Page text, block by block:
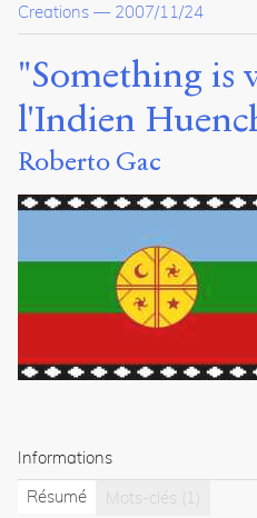
"Something
is
wrong"
dit
l'Indien
Huenchuyán.
2007
Sens
public.
h
t
s
-
p
u
Creations — 2007/11/24
"Something is
l'Indien
Roberto Gac
Informations
Résumé
Mots-clés (1)